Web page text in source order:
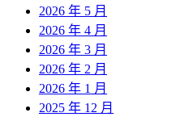
2026 年 5 月
2026 年 4 月
2026 年 3 月
2026 年 2 月
2026 年 1 月
2025 年 12 月